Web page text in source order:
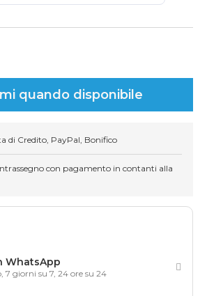
quando disponibile
di Credito, PayPal, Bonifico
con pagamento in contanti alla
WhatsApp
7 giorni su 7, 24 ore su 24